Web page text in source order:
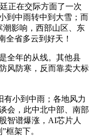
正在交际方面了一次
到中雨转中到大雪；而
潮影响，西部山区、东
省多云到好天！
年的从线。其他县
风防寒，反而靠卖大标
小到中雨；各地风力
会，此中北中部、南部
智谱爆涨，AI芯片人
框架下。